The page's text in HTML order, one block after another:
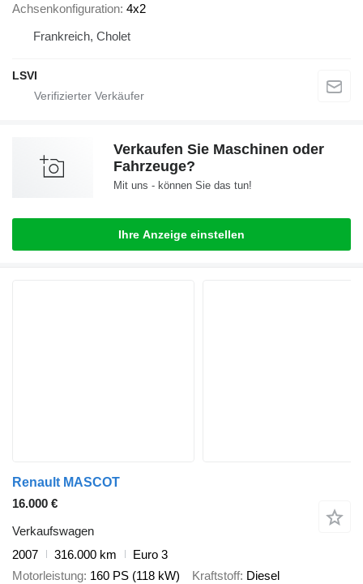
Achsenkonfiguration 4x2
Frankreich, Cholet
LSVI
Verkaufen Sie Maschinen oder
Fahrzeuge?
Mit uns - können Sie das tun!
Ihre Anzeige einstellen
Renault MASCOT
16.000 €
Verkaufswagen
2007
316.000 km
Euro 3
Motorleistung 160 PS (118 kW) Kraftstoff Diesel